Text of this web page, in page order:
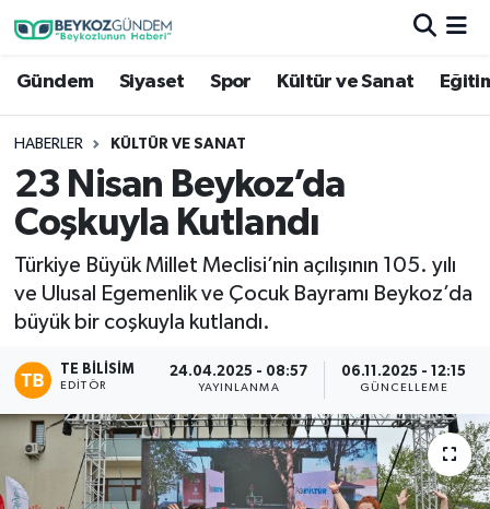
Gündem Siyaset Spor Kültür ve Sanat
HABERLER KÜLTÜR VE SANAT
23 Nisan Beykoz’da
Coşkuyla Kutlandı
Türkiye Büyük Millet Meclisi’nin açılışının 105. yılı
ve Ulusal Egemenlik ve Çocuk Bayramı Beykoz’da
büyük bir coşkuyla kutlandı.
TE BILISIM
EDITÖR
24.04.2025 - 08:57
YAYINLANMA
06.11.2025 - 12:15
GÜNCELLEME
Hava Durumu
Trafik Durumu
Süper Lig Puan Durumu ve Fikstür
Son Dakika Haberleri
Haber Arşivi